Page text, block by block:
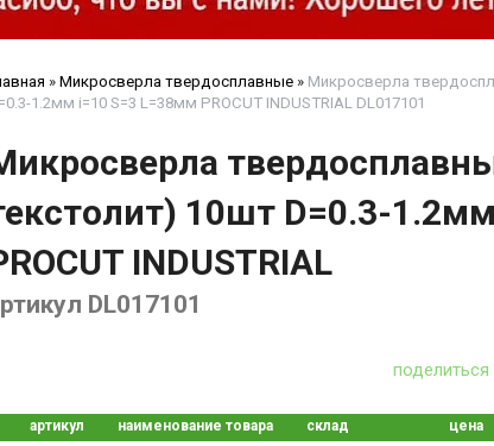
» Микросверла твердосплавные » Микросверла
1.2мм i=10 S=3 L=38мм PROCUT INDUSTRIAL DL017101
10шт D=0.3-
INDUSTRIAL
DL017101
поделиться
артикул наименование товара склад цена